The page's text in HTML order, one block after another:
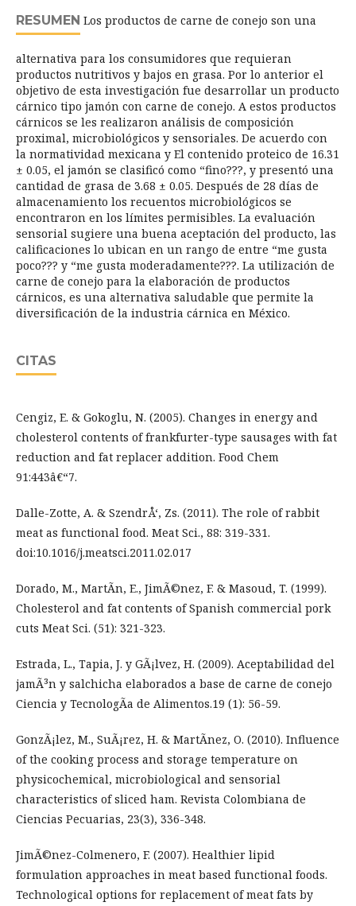
RESUMEN Los productos de carne de conejo son una
alternativa para los consumidores que requieran
productos nutritivos y bajos en grasa. Por lo anterior el
objetivo de esta investigación fue desarrollar un producto
cárnico tipo jamón con carne de conejo. A estos productos
cárnicos se les realizaron análisis de composición
proximal, microbiológicos y sensoriales. De acuerdo con
la normatividad mexicana y El contenido proteico de 16.31
± 0.05, el jamón se clasificó como “fino???, y presentó una
cantidad de grasa de 3.68 ± 0.05. Después de 28 días de
almacenamiento los recuentos microbiológicos se
encontraron en los límites permisibles. La evaluación
sensorial sugiere una buena aceptación del producto, las
calificaciones lo ubican en un rango de entre “me gusta
poco??? y “me gusta moderadamente???. La utilización de
carne de conejo para la elaboración de productos
cárnicos, es una alternativa saludable que permite la
diversificación de la industria cárnica en México.
CITAS
Cengiz, E. & Gokoglu, N. (2005). Changes in energy and
cholesterol contents of frankfurter-type sausages with fat
reduction and fat replacer addition. Food Chem
91:443â€“7.
Dalle-Zotte, A. & SzendrÅ‘, Zs. (2011). The role of rabbit
meat as functional food. Meat Sci., 88: 319-331.
doi:10.1016/j.meatsci.2011.02.017
Dorado, M., MartÃ­n, E., JimÃ©nez, F. & Masoud, T. (1999).
Cholesterol and fat contents of Spanish commercial pork
cuts Meat Sci. (51): 321-323.
Estrada, L., Tapia, J. y GÃ¡lvez, H. (2009). Aceptabilidad del
jamÃ³n y salchicha elaborados a base de carne de conejo
Ciencia y TecnologÃ­a de Alimentos.19 (1): 56-59.
GonzÃ¡lez, M., SuÃ¡rez, H. & MartÃ­nez, O. (2010). Influence
of the cooking process and storage temperature on
physicochemical, microbiological and sensorial
characteristics of sliced ham. Revista Colombiana de
Ciencias Pecuarias, 23(3), 336-348.
JimÃ©nez-Colmenero, F. (2007). Healthier lipid
formulation approaches in meat based functional foods.
Technological options for replacement of meat fats by